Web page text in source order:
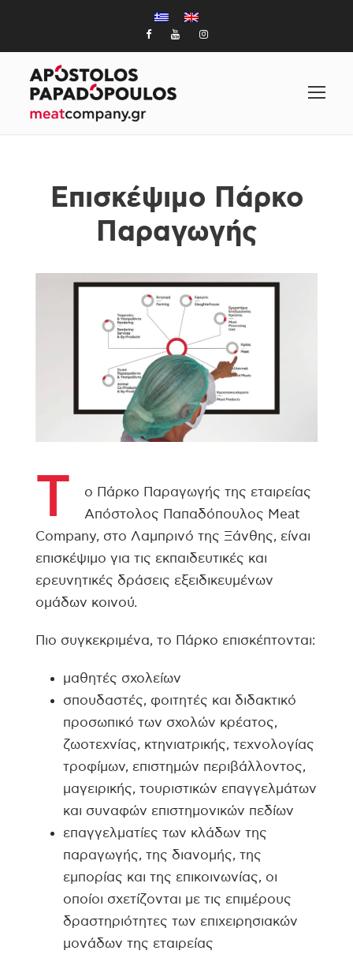
Επισκέψιμο Πάρκο
Παραγωγής
Τ
ο Πάρκο Παραγωγής της εταιρείας
Απόστολος Παπαδόπουλος Meat
Company, στο Λαμπρινό της Ξάνθης, είναι
επισκέψιμο για τις εκπαιδευτικές και
ερευνητικές δράσεις εξειδικευμένων
ομάδων κοινού.
Πιο συγκεκριμένα, το Πάρκο επισκέπτονται:
μαθητές σχολείων
σπουδαστές, φοιτητές και διδακτικό
προσωπικό των σχολών κρέατος,
ζωοτεχνίας, κτηνιατρικής, τεχνολογίας
τροφίμων, επιστημών περιβάλλοντος,
μαγειρικής, τουριστικών επαγγελμάτων
και συναφών επιστημονικών πεδίων
επαγγελματίες των κλάδων της
παραγωγής, της διανομής, της
εμπορίας και της επικοινωνίας, οι
οποίοι σχετίζονται με τις επιμέρους
δραστηριότητες των επιχειρησιακών
μονάδων της εταιρείας